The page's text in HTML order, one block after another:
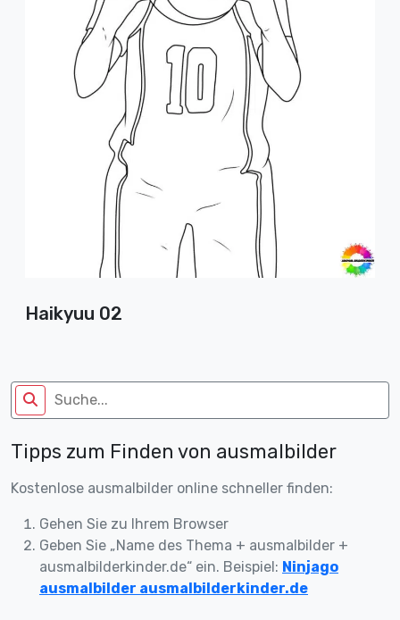
Haikyuu 02
Tipps zum Finden von ausmalbilder
Kostenlose ausmalbilder online schneller finden:
Gehen Sie zu Ihrem Browser
Geben Sie „Name des Thema + ausmalbilder +
ausmalbilderkinder.de“ ein. Beispiel: Ninjago
ausmalbilder ausmalbilderkinder.de